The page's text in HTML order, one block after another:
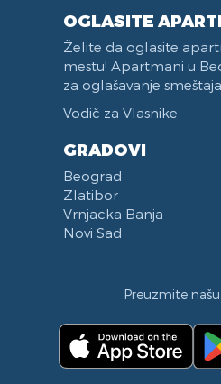
OGLASITE
Želite da oglasite
mestu! Apartmani u
za oglašavanje
Vodič za Vlasnike
GRADOVI
Beograd
Zlatibor
Vrnjacka Banja
Novi Sad
Preuzmite